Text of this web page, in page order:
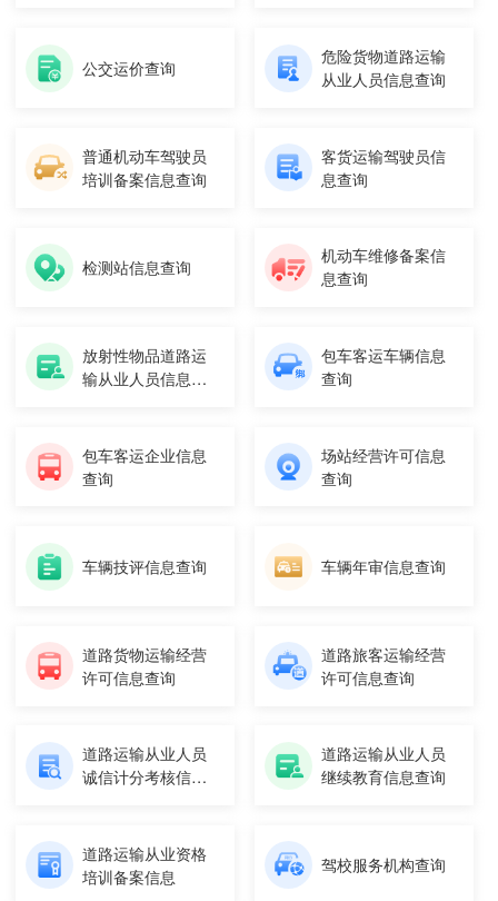
公交运价查询
危险货物道路运输
从业人员信息查询
普通机动车驾驶员
培训备案信息查询
客货运输驾驶员信
息查询
检测站信息查询
机动车维修备案信
息查询
放射性物品道路运
输从业人员信息查
包车客运车辆信息
查询
包车客运企业信息
查询
场站经营许可信息
查询
车辆技评信息查询 车辆年审信息查询
道路货物运输经营
许可信息查询
道路旅客运输经营
许可信息查询
道路运输从业人员
诚信计分考核信息
道路运输从业人员
继续教育信息查询
道路运输从业资格
培训备案信息
驾校服务机构查询